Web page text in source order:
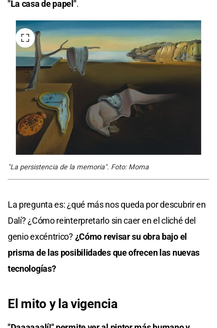
"La casa de papel".
"La persistencia de la memoria". Foto: Moma
La pregunta es: ¿qué más nos queda por descubrir en
Dalí? ¿Cómo reinterpretarlo sin caer en el cliché del
genio excéntrico? ¿Cómo revisar su obra bajo el
prisma de las posibilidades que ofrecen las nuevas
tecnologías?
El mito y la vigencia